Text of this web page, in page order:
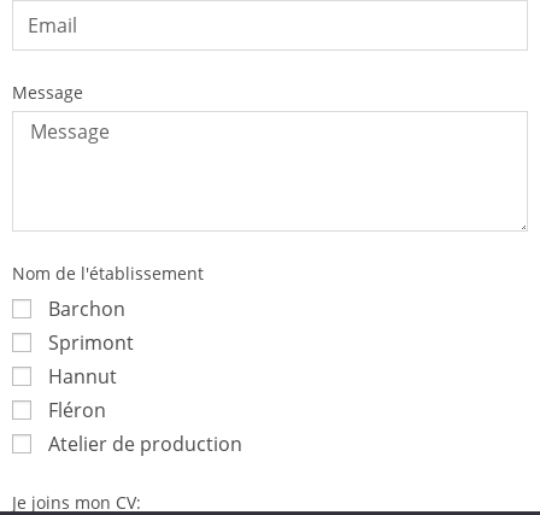
Message
Nom de l'établissement
Barchon
Sprimont
Hannut
Fléron
Atelier de production
Je joins mon CV: